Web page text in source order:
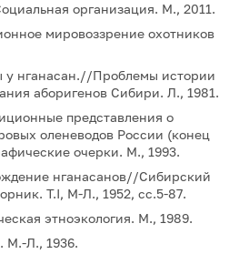
организация. М., 2011.
мировоззрение охотников
у нганасан.//Проблемы истории
аборигенов Сибири. Л., 1981.
представления о
оленеводов России (конец
очерки. М., 1993.
нганасанов//Сибирский
Т.I, М-Л., 1952, сс.5-87.
этноэкология. М., 1989.
М.-Л., 1936.